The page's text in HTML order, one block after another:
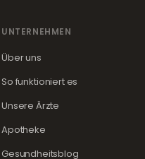
UNTERNEHMEN
Über uns
So funktioniert es
Unsere Ärzte
Apotheke
Gesundheitsblog